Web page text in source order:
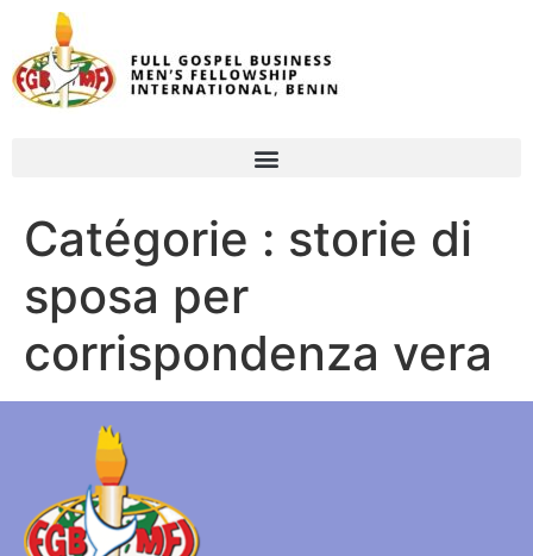
Catégorie : storie di
sposa per
corrispondenza vera